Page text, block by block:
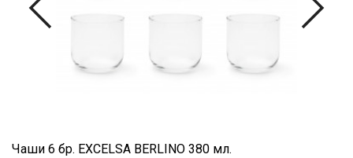
Чаши 6 бр. EXCELSA BERLINO 380 мл.